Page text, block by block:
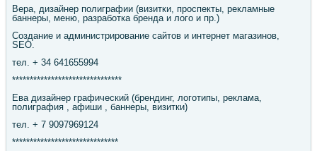
Вера, дизайнер полиграфии (визитки, проспекты, рекламные
баннеры, меню, разработка бренда и лого и пр.)
Создание и администрирование сайтов и интернет магазинов,
SЕО.
тел. + 34 641655994
*******************************
Ева дизайнер графический (брендинг, логотипы, реклама,
полиграфия , афиши , баннеры, визитки)
тел. + 7 9097969124
******************************